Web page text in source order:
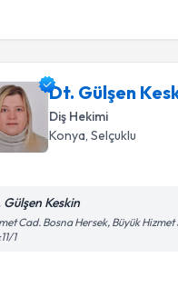
Dt. Gülşen
Diş Hekimi
Konya , Selçuklu
Gülşen Keskin
Cad. Bosna Hersek, Büyük Hizmet
1